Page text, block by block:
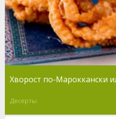
Хворост по-Мароккански
Десерты